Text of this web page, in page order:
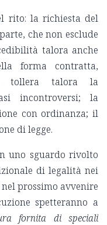
rito: la richiesta del
che non esclude
talora anche
forma contratta,
tollera talora la
incontroversi; la
con ordinanza; il
di legge.
uno sguardo rivolto
di legalità nei
prossimo avvenire
spetteranno a
fornita di speciali